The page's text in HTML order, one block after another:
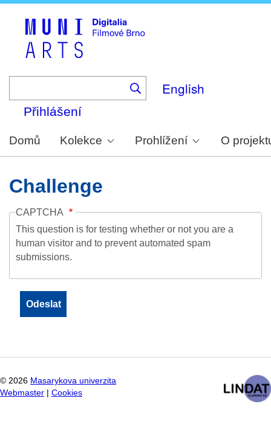
English
Přihlášení
Domů Kolekce Prohlížení O
Challenge
CAPTCHA
This question is for testing whether or not you are a
human visitor and to prevent automated spam
submissions.
© 2026 Masarykova univerzita
Webmaster
Cookies